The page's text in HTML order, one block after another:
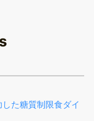
た糖質制限食ダイ